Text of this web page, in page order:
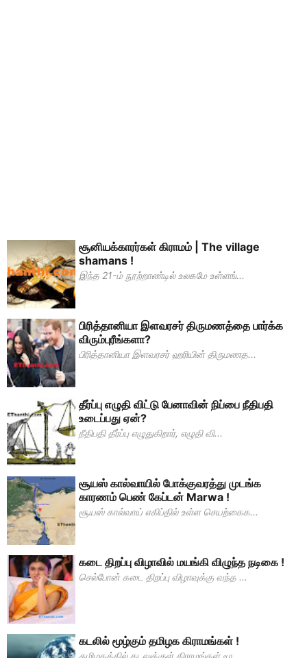
சூனியக்காரர்கள் கிராமம் | The village
shamans !
இந்த 21-ம் நூற்றாண்டில் உலகமே உள்ளங்...
பிரித்தானியா இளவரசர் திருமணத்தை பார்க்க
விரும்புரீங்களா?
பிரித்தானியா இளவரசர் ஹரியின் திருமணத...
தீர்ப்பு எழுதி விட்டு பேனாவின் நிப்பை நீதிபதி
உடைப்பது ஏன்?
நீதிபதி தீர்ப்பு எழுதுகிறார், எழுதி வி...
சூயஸ் கால்வாயில் போக்குவரத்து முடங்க
காரணம் பெண் கேப்டன் Marwa !
சூயஸ் கால்வாய் எகிப்தில் உள்ள செயற்கைக...
கடை திறப்பு விழாவில் மயங்கி விழுந்த நடிகை !
செல்போன் கடை திறப்பு விழாவுக்கு வந்த ...
கடலில் மூழ்கும் தமிழக கிராமங்கள் !